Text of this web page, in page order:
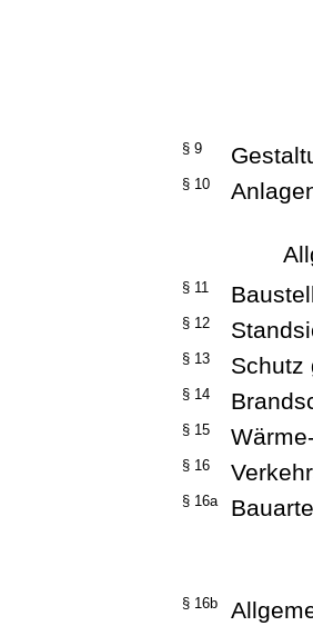
§ 9
§ 10
§ 11
§ 12
§ 13 Schutz
§ 14
§ 15
§ 16
§ 16a
§ 16b